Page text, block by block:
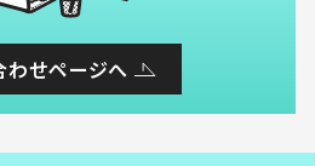
わせページへ